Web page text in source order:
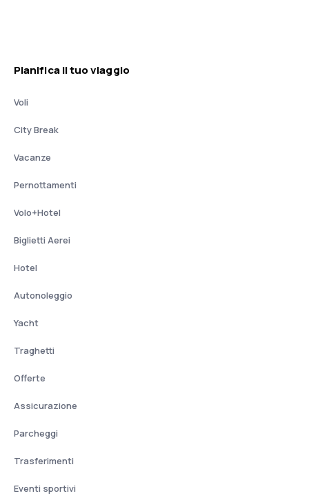
Pianifica il tuo viaggio
Voli
City Break
Vacanze
Pernottamenti
Volo+Hotel
Biglietti Aerei
Hotel
Autonoleggio
Yacht
Traghetti
Offerte
Assicurazione
Parcheggi
Trasferimenti
Eventi sportivi